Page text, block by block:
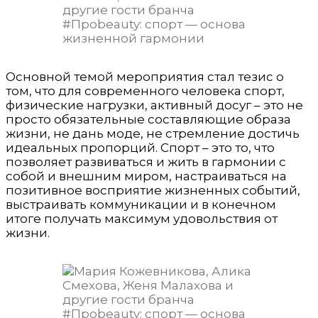
Основной темой мероприятия стал тезис о
том, что для современного человека спорт,
физические нагрузки, активный досуг – это не
просто обязательные составляющие образа
жизни, не дань моде, не стремление достичь
идеальных пропорций. Спорт – это то, что
позволяет развиваться и жить в гармонии с
собой и внешним миром, настраиваться на
позитивное восприятие жизненных событий,
выстраивать коммуникации и в конечном
итоге получать максимум удовольствия от
жизни.